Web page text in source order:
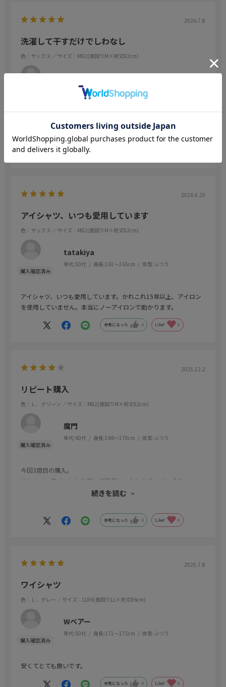
2026.7.8
洗濯して干すだけでしわなし
色：サックス ／サイズ：M82(首回りM×裄丈82cm)
40代 身長: 171～175cm 体型:
ノーアイロンなのにしっかりしていてサイコーです。家事の手間が
減ります。色味もちょうどよく、若々しくいれそうです。
2026.4.25
アイシャツ、いつも愛用しています
色：サックス ／サイズ：M82(首回りM×裄丈82cm)
tatakiya
年代:50代 身長:161～165cm 体型:ふつう
アイシャツ、いつも愛用しています。かれこれ15年以上、アイロン
を使用していません。本当にノーアイロンで助かります。
参考になった 0 Like! 0
2025.12.2
リピート購入
色：Ｌ．グリーン ／サイズ：M82(首回りM×裄丈82cm)
魔門
年代:60代 身長:166～170cm 体型:ふつう
今回3度目の購入。
ほかのノンアイロンと比較して断然にしわになりにくいうえストレ
ッチが来ているのでシャツの裾が出にくくて快適です。
続きを読む
参考になった 0 Like! 0
2025.7.8
ワイシャツ
色：Ｌ．グレー ／サイズ：LL86(首回りLL×裄丈86cm)
Wベアー
年代:50代 身長:171～175cm 体型:ふつう
安くてとても良いです。
参考になった 0 Like! 0